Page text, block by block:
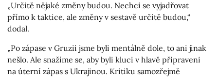
„Určitě nějaké změny budou. Nechci se vyjadřovat
přímo k taktice, ale změny v sestavě určitě budou,“
dodal.
„Po zápase v Gruzii jsme byli mentálně dole, to ani jinak
nešlo. Ale snažíme se, aby byli kluci v hlavě připraveni
na úterní zápas s Ukrajinou. Kritiku samozřejmě